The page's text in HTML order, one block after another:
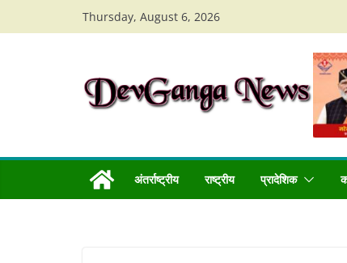
to
Thursday, August 6, 2026
अंतर्राष्ट्रीय राष्ट्रीय प्रादेशिक